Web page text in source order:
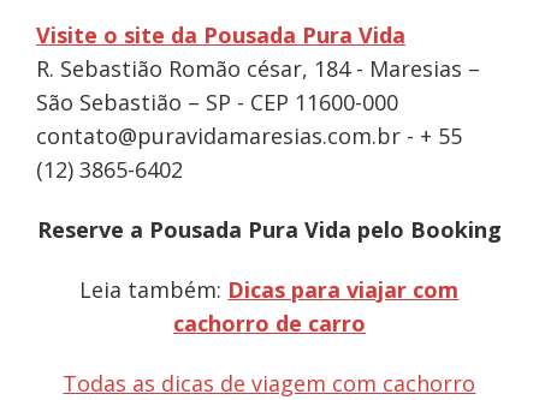
Visite o site da Pousada Pura Vida
R. Sebastião Romão césar, 184 - Maresias –
São Sebastião – SP - CEP 11600-000
contato@puravidamaresias.com.br- + 55
(12) 3865-6402
Reserve a Pousada Pura Vida pelo Booking
Leia também: Dicas para viajar com
cachorro de carro
Todas as dicas de viagem com cachorro